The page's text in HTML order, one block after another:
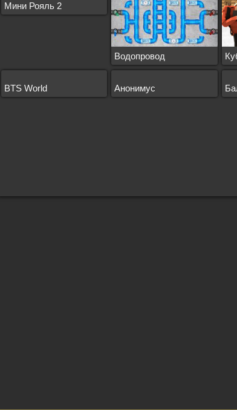
Мини Рояль 2
Водопровод
BTS World Анонимус